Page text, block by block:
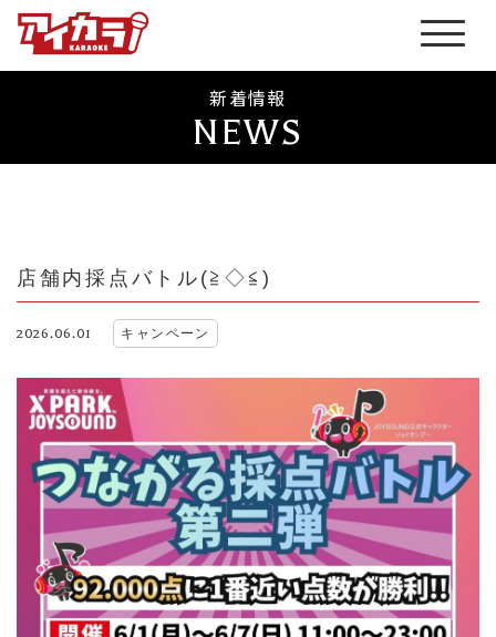
新着情報
NEWS
店舗内採点バトル(≧◇≦)
2026.06.01 キャンペーン